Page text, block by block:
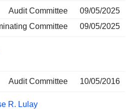
Audit Committee
09/05/2025
Committee
09/05/2025
Audit Committee 10/05/2016
R. Lulay